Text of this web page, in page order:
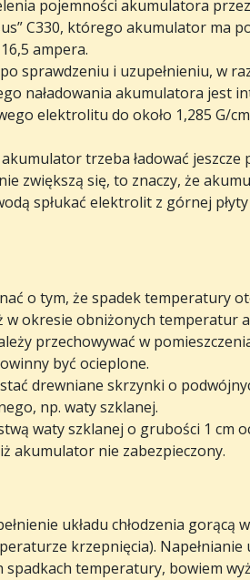
pojemności akumulatora
C330, którego akumulator ma
ampera.
sprawdzeniu i uzupełnieniu, w
naładowania akumulatora jest
elektrolitu do około 1,285 G/cm
trzeba ładować jeszcze
zwiększą się, to znaczy, że
spłukać elektrolit z górnej
o tym, że spadek temperatury
okresie obniżonych temperatur
przechowywać w
być ocieplone.
drewniane skrzynki o
np. waty szklanej.
waty szklanej o grubości 1 cm
akumulator nie zabezpieczony.
układu chłodzenia gorącą
krzepnięcia). Napełnianie
temperatury, bowiem